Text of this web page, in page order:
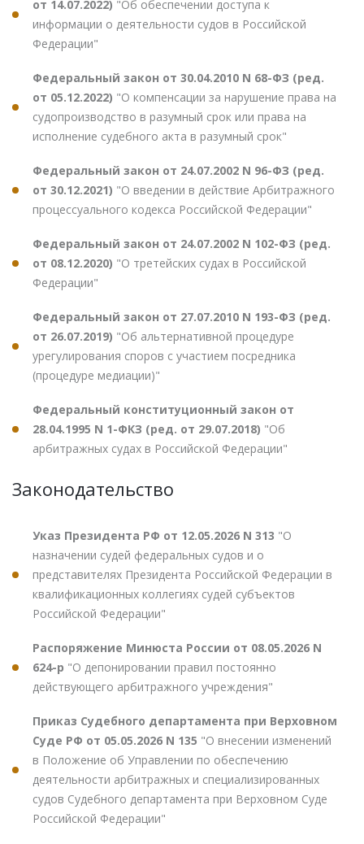
от 14.07.2022) "Об обеспечении доступа к
информации о деятельности судов в Российской
Федерации"
Федеральный закон от 30.04.2010 N 68-ФЗ (ред.
от 05.12.2022) "О компенсации за нарушение права на
судопроизводство в разумный срок или права на
исполнение судебного акта в разумный срок"
Федеральный закон от 24.07.2002 N 96-ФЗ (ред.
от 30.12.2021) "О введении в действие Арбитражного
процессуального кодекса Российской Федерации"
Федеральный закон от 24.07.2002 N 102-ФЗ (ред.
от 08.12.2020) "О третейских судах в Российской
Федерации"
Федеральный закон от 27.07.2010 N 193-ФЗ (ред.
от 26.07.2019) "Об альтернативной процедуре
урегулирования споров с участием посредника
(процедуре медиации)"
Федеральный конституционный закон от
28.04.1995 N 1-ФКЗ (ред. от 29.07.2018) "Об
арбитражных судах в Российской Федерации"
Законодательство
Указ Президента РФ от 12.05.2026 N 313 "О
назначении судей федеральных судов и о
представителях Президента Российской Федерации в
квалификационных коллегиях судей субъектов
Российской Федерации"
Распоряжение Минюста России от 08.05.2026 N
624-р "О депонировании правил постоянно
действующего арбитражного учреждения"
Приказ Судебного департамента при Верховном
Суде РФ от 05.05.2026 N 135 "О внесении изменений
в Положение об Управлении по обеспечению
деятельности арбитражных и специализированных
судов Судебного департамента при Верховном Суде
Российской Федерации"